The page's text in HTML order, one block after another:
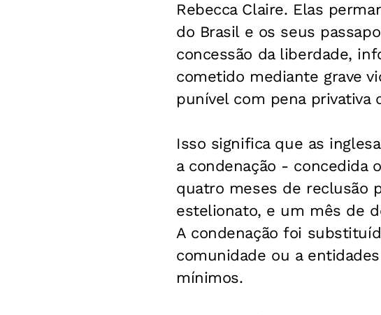
Rebecca Claire. Elas
do Brasil e os seus
concessão da liberdade,
cometido mediante grave
punível com pena privativa
Isso significa que as
a condenação - concedida
quatro meses de reclusão
estelionato, e um mês de
A condenação foi
comunidade ou a
mínimos.